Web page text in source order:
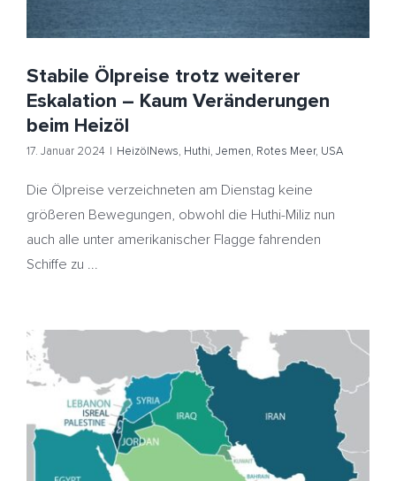
Stabile Ölpreise trotz weiterer
Eskalation – Kaum Veränderungen
beim Heizöl
17. Januar 2024 | HeizölNews, Huthi, Jemen, Rotes Meer, USA
Die Ölpreise verzeichneten am Dienstag keine
größeren Bewegungen, obwohl die Huthi-Miliz nun
auch alle unter amerikanischer Flagge fahrenden
Schiffe zu ...
Eskalation im Roten Meer treibt Ölpreise nach oben –